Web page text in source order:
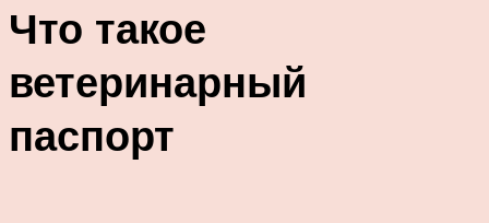
Что такое
ветеринарный
паспорт